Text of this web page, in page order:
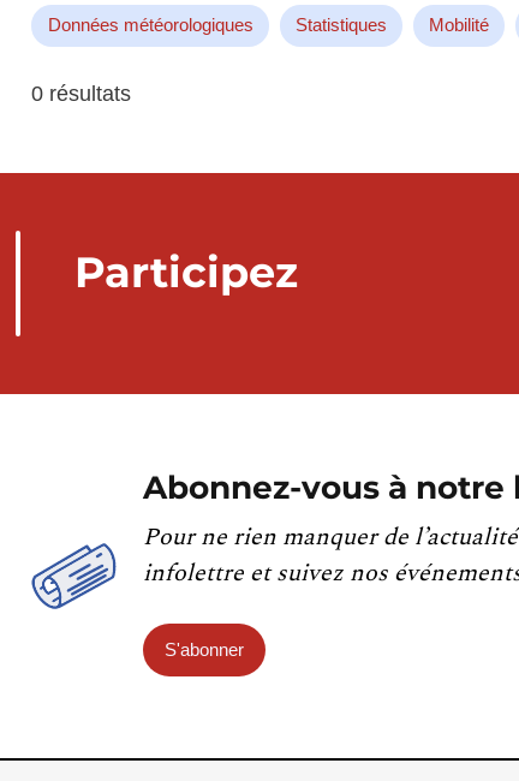
Données météorologiques Statistiques Mobilité
0 résultats
Participez
Abonnez-vous à
Pour ne rien manquer de
infolettre et suivez nos
S'abonner